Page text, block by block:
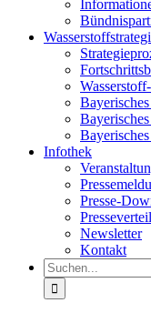
Infothek
Presse-
Newsletter
Kontakt
Suche
nach: